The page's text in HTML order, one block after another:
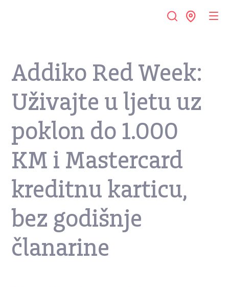
Addiko Red Week:
Uživajte u ljetu uz
poklon do 1.000
KM i Mastercard
kreditnu karticu,
bez godišnje
članarine